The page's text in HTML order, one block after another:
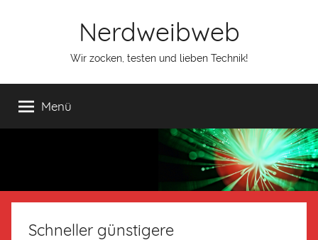
Nerdweibweb
Wir zocken, testen und lieben Technik!
Menü
Schneller günstigere